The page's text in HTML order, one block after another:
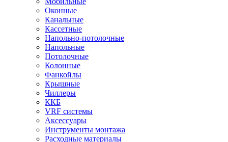
Оконные
Канальные
Кассетные
Напольно-потолочные
Напольные
Потолочные
Колонные
Фанкойлы
Крышные
Чиллеры
ККБ
VRF системы
Аксессуары
Инструменты монтажа
Расходные материалы